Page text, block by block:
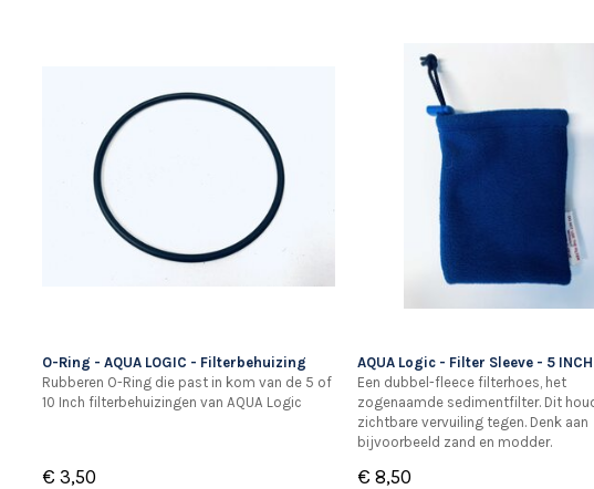
O-Ring - AQUA LOGIC - Filterbehuizing
Rubberen O-Ring die past in kom van de 5 of
10 Inch filterbehuizingen van AQUA Logic
€ 3,50
AQUA Logic - Filter Sleeve - 5 INCH
Een dubbel-fleece filterhoes, het
zogenaamde sedimentfilter. Dit
zichtbare vervuiling tegen. Denk aan
bijvoorbeeld zand en modder.
€ 8,50